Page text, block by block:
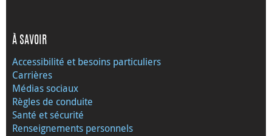
À SAVOIR
Accessibilité et besoins particuliers
Carrières
Médias sociaux
Règles de conduite
Santé et sécurité
Renseignements personnels